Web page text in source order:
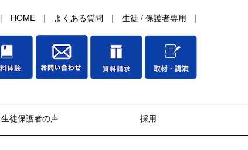
| HOME | よくある質問 | 生徒 / 保護者専用 |
生徒保護者の声 採用